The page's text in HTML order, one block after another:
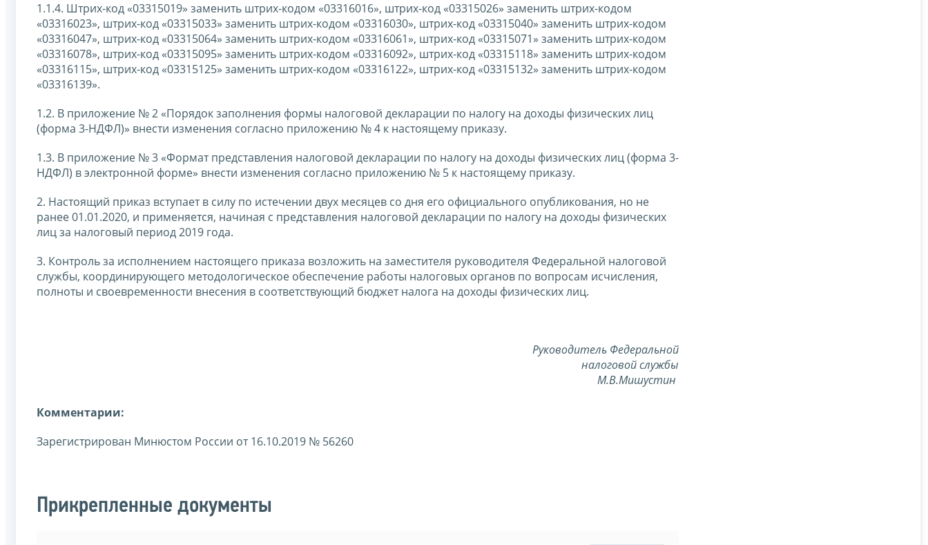
1.1.4. Штрих-код «03315019» заменить штрих-кодом «03316016», штрих-код «03315026» заменить штрих-кодом
«03316023», штрих-код «03315033» заменить штрих-кодом «03316030», штрих-код «03315040» заменить штрих-кодом
«03316047», штрих-код «03315064» заменить штрих-кодом «03316061», штрих-код «03315071» заменить штрих-кодом
«03316078», штрих-код «03315095» заменить штрих-кодом «03316092», штрих-код «03315118» заменить штрих-кодом
«03316115», штрих-код «03315125» заменить штрих-кодом «03316122», штрих-код «03315132» заменить штрих-кодом
«03316139».
1.2. В приложение № 2 «Порядок заполнения формы налоговой декларации по налогу на доходы физических лиц
(форма 3-НДФЛ)» внести изменения согласно приложению № 4 к настоящему приказу.
1.3. В приложение № 3 «Формат представления налоговой декларации по налогу на доходы физических лиц (форма 3-
НДФЛ) в электронной форме» внести изменения согласно приложению № 5 к настоящему приказу.
2. Настоящий приказ вступает в силу по истечении двух месяцев со дня его официального опубликования, но не
ранее 01.01.2020, и применяется, начиная с представления налоговой декларации по налогу на доходы физических
лиц за налоговый период 2019 года.
3. Контроль за исполнением настоящего приказа возложить на заместителя руководителя Федеральной налоговой
службы, координирующего методологическое обеспечение работы налоговых органов по вопросам исчисления,
полноты и своевременности внесения в соответствующий бюджет налога на доходы физических лиц.
Руководитель Федеральной
налоговой службы
М.В.Мишустин
Комментарии:
Зарегистрирован Минюстом России от 16.10.2019 № 56260
Прикрепленные документы